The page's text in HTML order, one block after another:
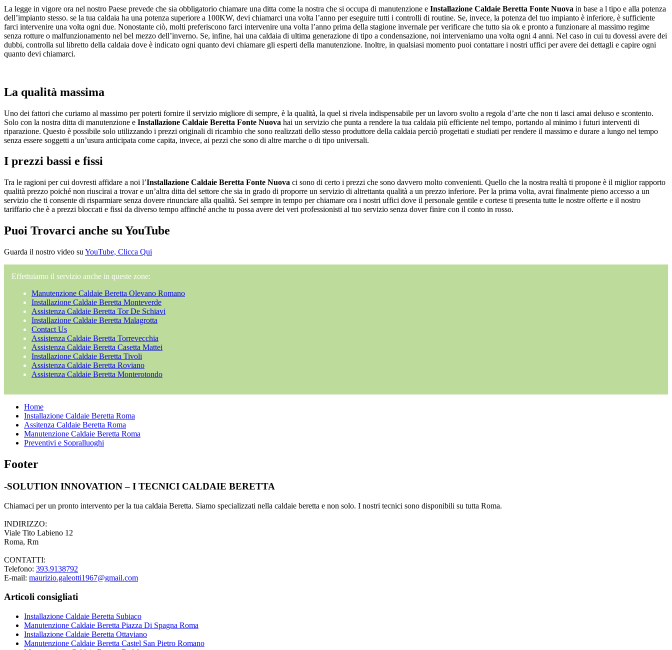
La legge in vigore ora nel nostro Paese prevede che sia obbligatorio chiamare una ditta come la nostra che si occupa di manutenzione e Installazione Caldaie Beretta Fonte Nuova in base a l tipo e alla potenza
dell’impianto stesso. se la tua caldaia ha una potenza superiore a 100KW, devi chiamarci una volta l’anno per eseguire tutti i controlli di routine. Se, invece, la potenza del tuo impianto è inferiore, è sufficiente
farci intervenire una volta ogni due. Nonostante ciò, molti preferiscono farci intervenire una volta l’anno prima della stagione invernale per verificare che tutto sia ok e pronto a funzionare al massimo regime
senza rotture o malfunzionamento nel bel mezzo dell’inverno. Se, infine, hai una caldaia di ultima generazione di tipo a condensazione, noi interveniamo una volta ogni 4 anni. Nel caso in cui tu dovessi avere dei
dubbi, controlla sul libretto della caldaia dove è indicato ogni quanto devi chiamare gli esperti della manutenzione. Inoltre, in qualsiasi momento puoi contattare i nostri uffici per avere dei dettagli e capire ogni
quanto devi chiamarci.
La qualità massima
Uno dei fattori che curiamo al massimo per poterti fornire il servizio migliore di sempre, è la qualità, la quel si rivela indispensabile per un lavoro svolto a regola d’arte che non ti lasci amai deluso e scontento.
Solo con la nostra ditta di manutenzione e Installazione Caldaie Beretta Fonte Nuova hai un servizio che punta a rendere la tua caldaia più efficiente nel tempo, portando al minimo i futuri interventi di
riparazione. Questo è possibile solo utilizzando i prezzi originali di ricambio che sono realizzati dello stesso produttore della caldaia perciò progettati e studiati per rendere il massimo e durare a lungo nel tempo
senza essere soggetti a un’usura anticipata come capita, invece, ai pezzi che sono di altre marche o di tipo universali.
I prezzi bassi e fissi
Tra le ragioni per cui dovresti affidare a noi l’Installazione Caldaie Beretta Fonte Nuova ci sono di certo i prezzi che sono davvero molto convenienti. Quello che la nostra realtà ti propone è il miglior rapporto
qualità prezzo poiché non riuscirai a trovar e un’altra ditta del settore che sia in grado di proporre un servizio di altrettanta qualità a un prezzo inferiore. Per la prima volta, avrai finalmente pieno accesso a un
servizio che ti consente di risparmiare senza dovere rinunciare alla qualità. Sei sempre in tempo per chiamare ora i nostri uffici dove il personale gentile e cortese ti presenta tutte le nostre offerte e il nostro
tariffario che è a prezzi bloccati e fissi da diverso tempo affinché anche tu possa avere dei veri professionisti al tuo servizio senza dover finire con il conto in rosso.
Puoi Trovarci anche su YouTube
Guarda il nostro video su YouTube, Clicca Qui
Effettuiamo il servizio anche in queste zone:
Manutenzione Caldaie Beretta Olevano Romano
Installazione Caldaie Beretta Monteverde
Assistenza Caldaie Beretta Tor De Schiavi
Installazione Caldaie Beretta Malagrotta
Contact Us
Assistenza Caldaie Beretta Torrevecchia
Assistenza Caldaie Beretta Casetta Mattei
Installazione Caldaie Beretta Tivoli
Assistenza Caldaie Beretta Roviano
Assistenza Caldaie Beretta Monterotondo
Home
Installazione Caldaie Beretta Roma
Assitenza Caldaie Beretta Roma
Manutenzione Caldaie Beretta Roma
Preventivi e Sopralluoghi
Footer
-SOLUTION INNOVATION – I TECNICI CALDAIE BERETTA
Chiamaci per un pronto intervento per la tua caldaia Beretta. Siamo specializzati nella caldaie beretta e non solo. I nostri tecnici sono disponibili su tutta Roma.
INDIRIZZO:
Viale Tito Labieno 12
Roma, Rm
CONTATTI:
Telefono: 393.9138792
E-mail: maurizio.galeotti1967@gmail.com
Articoli consigliati
Installazione Caldaie Beretta Subiaco
Manutenzione Caldaie Beretta Piazza Di Spagna Roma
Installazione Caldaie Beretta Ottaviano
Manutenzione Caldaie Beretta Castel San Pietro Romano